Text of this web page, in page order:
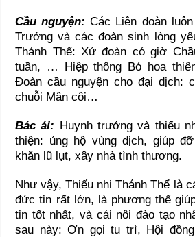
Cầu nguyện: Các Liên đoàn
Trưởng và các đoàn sinh lòng
Thánh Thể: Xứ đoàn có giờ
tuần, … Hiệp thông Bó hoa
Đoàn cầu nguyện cho đại dịch:
chuỗi Mân côi…
Bác ái: Huynh trưởng và thiếu
thiện: ủng hộ vùng dịch, giúp
khăn lũ lụt, xây nhà tình thương.
Như vậy, Thiếu nhi Thánh Thể là
đức tin rất lớn, là phương thế
tin tốt nhất, và cái nôi đào tạo
sau này: Ơn gọi tu trì, Hội